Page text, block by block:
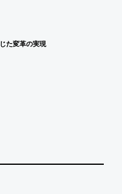
変革の実現